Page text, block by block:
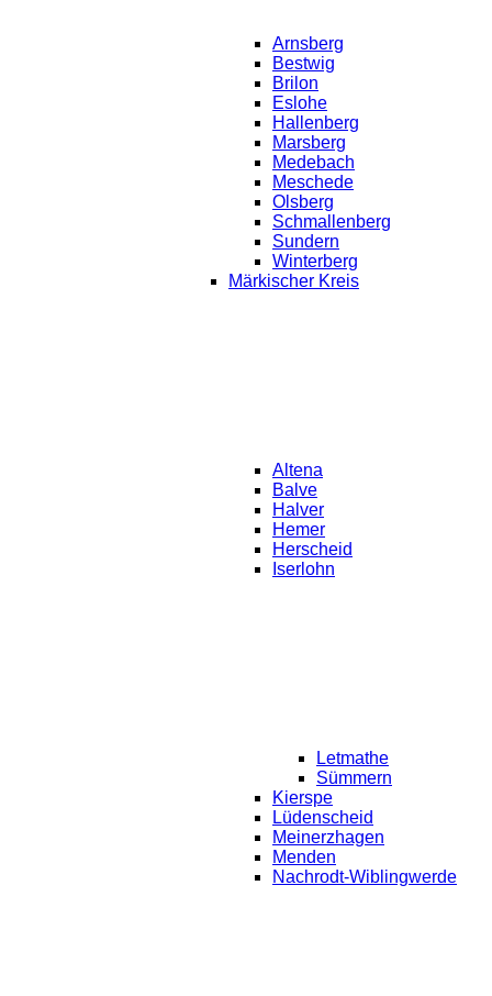
Arnsberg
Bestwig
Brilon
Eslohe
Hallenberg
Marsberg
Medebach
Meschede
Olsberg
Schmallenberg
Sundern
Winterberg
Märkischer Kreis
Altena
Balve
Halver
Hemer
Herscheid
Iserlohn
Letmathe
Sümmern
Kierspe
Lüdenscheid
Meinerzhagen
Menden
Nachrodt-Wiblingwerde